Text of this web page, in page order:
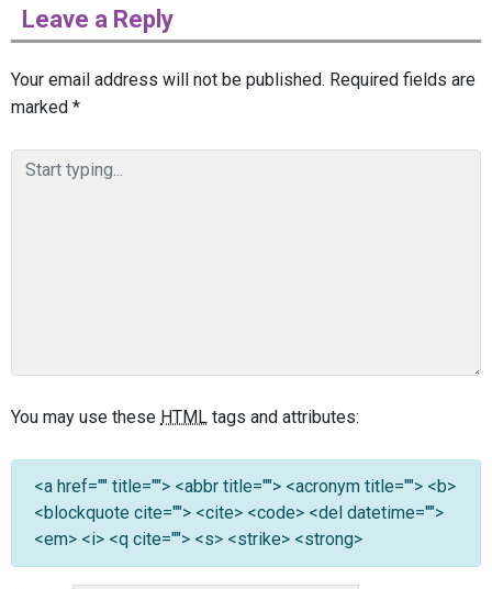
Leave a Reply
Your email address will not be published. Required fields are
marked *
You may use these HTML tags and attributes:
<a href="" title=""> <abbr title=""> <acronym title=""> <b>
<blockquote cite=""> <cite> <code> <del datetime="">
<em> <i> <q cite=""> <s> <strike> <strong>